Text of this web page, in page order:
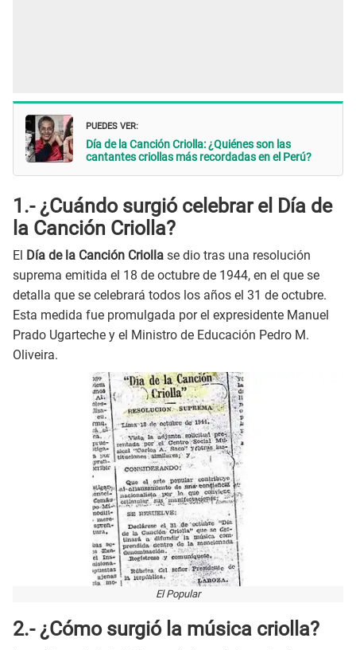
PUEDES VER:
Día de la Canción Criolla: ¿Quiénes son las
cantantes criollas más recordadas en el Perú?
1.- ¿Cuándo surgió celebrar el Día de
la Canción Criolla?
El Día de la Canción Criolla se dio tras una resolución
suprema emitida el 18 de octubre de 1944, en el que se
detalla que se celebrará todos los años el 31 de octubre.
Esta medida fue promulgada por el expresidente Manuel
Prado Ugarteche y el Ministro de Educación Pedro M.
Oliveira.
El Popular
2.- ¿Cómo surgió la música criolla?